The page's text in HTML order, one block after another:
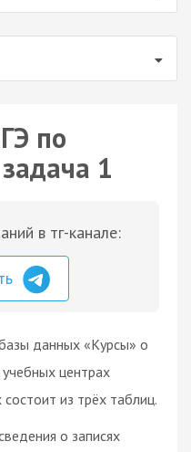
по
1
в тг-канале:
данных «Курсы» о
учебных центрах
из трёх таблиц.
о записях